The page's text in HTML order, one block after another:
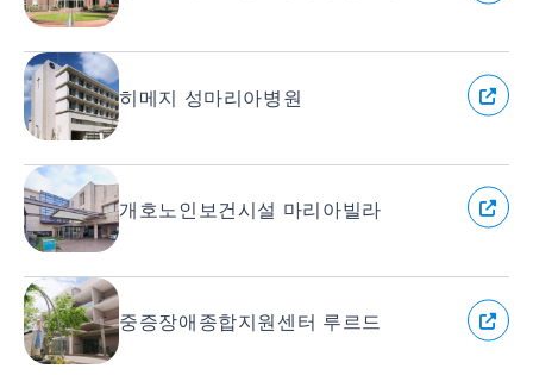
히메지 성마리아병원
개호노인보건시설 마리아빌라
중증장애종합지원센터 루르드